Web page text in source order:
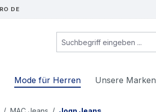
DE
Mode für Herren Unsere Marken
/ /